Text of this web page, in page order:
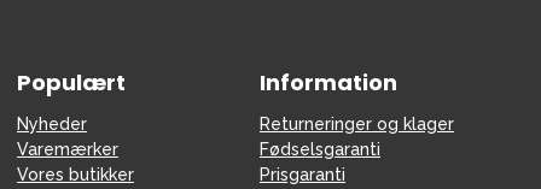
Populært
Nyheder
Varemærker
Vores butikker
Information
Returneringer og klager
Fødselsgaranti
Prisgaranti